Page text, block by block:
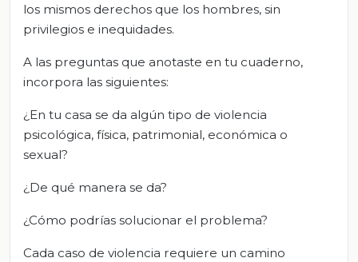
los mismos derechos que los hombres, sin
privilegios e inequidades.
A las preguntas que anotaste en tu cuaderno,
incorpora las siguientes:
¿En tu casa se da algún tipo de violencia
psicológica, física, patrimonial, económica o
sexual?
¿De qué manera se da?
¿Cómo podrías solucionar el problema?
Cada caso de violencia requiere un camino